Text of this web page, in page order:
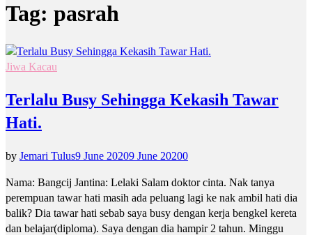
Tag: pasrah
Jiwa Kacau
Terlalu Busy Sehingga Kekasih Tawar
Hati.
by Jemari Tulus9 June 20209 June 20200
Nama: Bangcij Jantina: Lelaki Salam doktor cinta. Nak tanya
perempuan tawar hati masih ada peluang lagi ke nak ambil hati dia
balik? Dia tawar hati sebab saya busy dengan kerja bengkel kereta
dan belajar(diploma). Saya dengan dia hampir 2 tahun. Minggu